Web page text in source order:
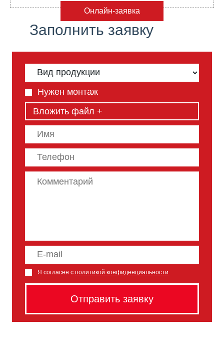
Онлайн-заявка
Заполнить заявку
Нужен монтаж
Вложить файл +
Я согласен с политикой конфиденциальности